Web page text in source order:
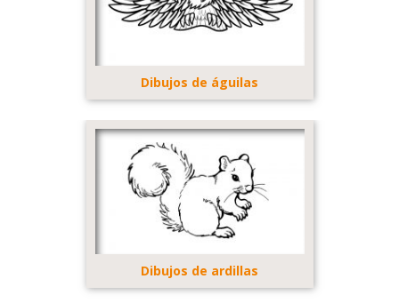
Dibujos de águilas
Dibujos de ardillas